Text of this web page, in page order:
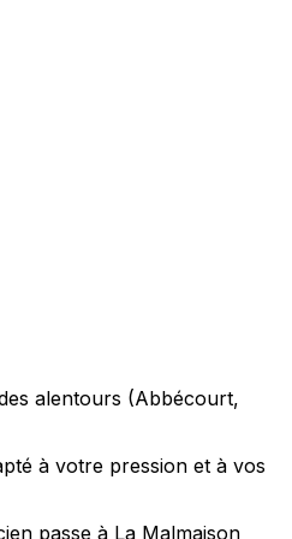
alentours (Abbécourt,
à votre pression et à vos
passe à La Malmaison